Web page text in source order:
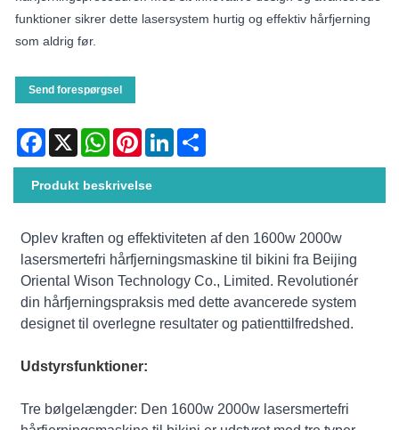
funktioner sikrer dette lasersystem hurtig og effektiv hårfjerning
som aldrig før.
Send forespørgsel
Facebook
X WhatsAppPinterestLinkedIn
Produkt beskrivelse
Oplev kraften og effektiviteten af ​​den 1600w 2000w
lasersmertefri hårfjerningsmaskine til bikini fra Beijing
Oriental Wison Technology Co., Limited. Revolutionér
din hårfjerningspraksis med dette avancerede system
designet til overlegne resultater og patienttilfredshed.
Udstyrsfunktioner:
Tre bølgelængder: Den 1600w 2000w lasersmertefri